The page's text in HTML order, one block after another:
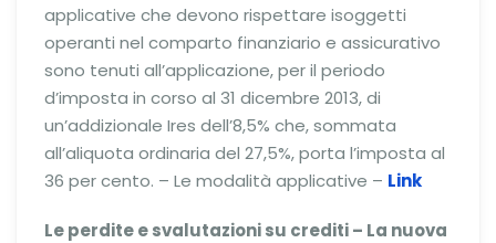
applicative che devono rispettare isoggetti
operanti nel comparto finanziario e assicurativo
sono tenuti all’applicazione, per il periodo
d’imposta in corso al 31 dicembre 2013, di
un’addizionale Ires dell’8,5% che, sommata
all’aliquota ordinaria del 27,5%, porta l’imposta al
36 per cento. – Le modalità applicative – Link
Le perdite e svalutazioni su crediti – La nuova